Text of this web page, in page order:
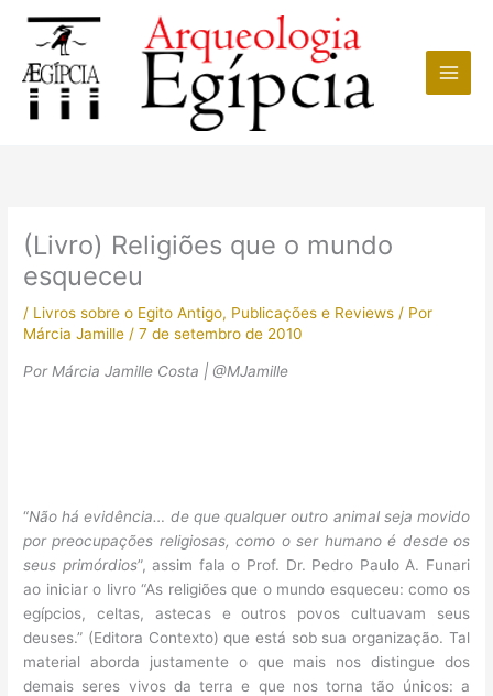
conteúdo
(Livro) Religiões que o mundo
esqueceu
/ Livros sobre o Egito Antigo, Publicações e Reviews / Por
Márcia Jamille /7 de setembro de 2010
Por Márcia Jamille Costa | @MJamille
“Não há evidência… de que qualquer outro animal seja movido
por preocupações religiosas, como o ser humano é desde os
seus primórdios”, assim fala o Prof. Dr. Pedro Paulo A. Funari
ao iniciar o livro “As religiões que o mundo esqueceu: como os
egípcios, celtas, astecas e outros povos cultuavam seus
deuses.” (Editora Contexto) que está sob sua organização. Tal
material aborda justamente o que mais nos distingue dos
demais seres vivos da terra e que nos torna tão únicos: a